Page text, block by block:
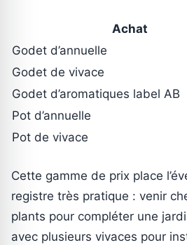
Achat
Godet d’annuelle
Godet de vivace
Godet d’aromatiques label AB
Pot d’annuelle
Pot de vivace
Cette gamme de prix place
registre très pratique : venir
plants pour compléter une
avec plusieurs vivaces pour